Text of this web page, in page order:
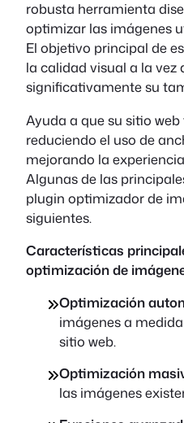
robusta herramienta
optimizar las imágenes
El objetivo principal de
la calidad visual a la vez
significativamente su
Ayuda a que su sitio
reduciendo el uso de
mejorando la
Algunas de las
plugin optimizador de
siguientes.
Características
optimización de
Optimización
imágenes a
sitio web.
Optimización
las imágenes